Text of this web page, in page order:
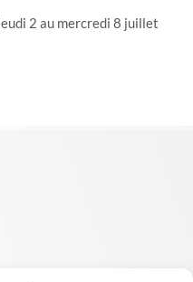
2 au mercredi 8 juillet